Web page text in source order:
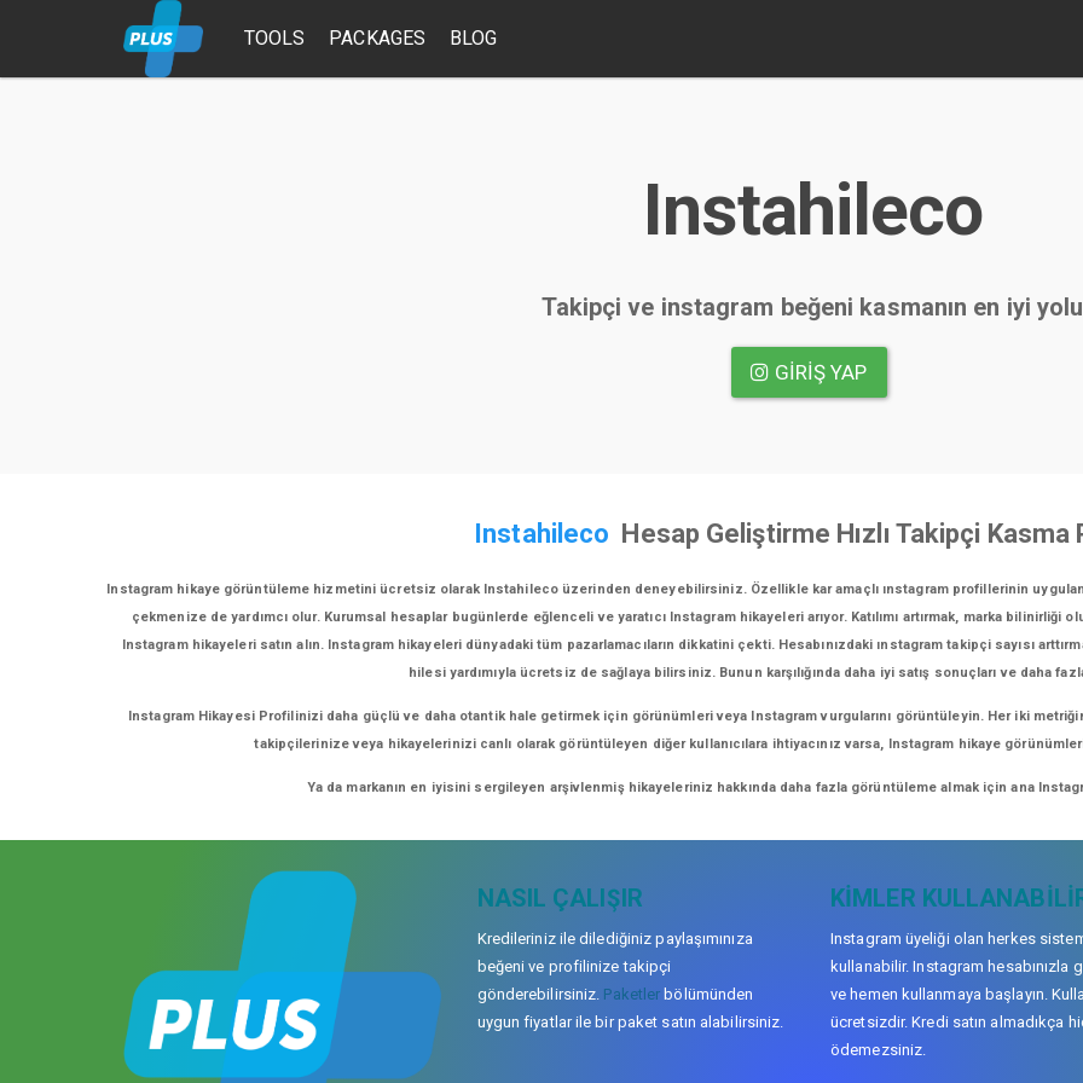
TOOLS PACKAGES BLOG
Instahileco
Takipçi ve instagram beğeni kasmanın en iyi yolu
GIRIŞ YAP
Instahileco Hesap Geliştirme Hızlı Takipçi Kasma
Instagram hikaye görüntüleme hizmetini ücretsiz olarak Instahileco üzerinden deneyebilirsiniz. Özellikle kar amaçlı ınstagram profillerinin
çekmenize de yardımcı olur. Kurumsal hesaplar bugünlerde eğlenceli ve yaratıcı Instagram hikayeleri arıyor. Katılımı artırmak, marka
Instagram hikayeleri satın alın. Instagram hikayeleri dünyadaki tüm pazarlamacıların dikkatini çekti. Hesabınızdaki ınstagram takipçi sayısı
hilesi yardımıyla ücretsiz de sağlaya bilirsiniz. Bunun karşılığında daha iyi satış sonuçları ve daha
Instagram Hikayesi Profilinizi daha güçlü ve daha otantik hale getirmek için görünümleri veya Instagram vurgularını görüntüleyin. Her iki
takipçilerinize veya hikayelerinizi canlı olarak görüntüleyen diğer kullanıcılara ihtiyacınız varsa, Instagram hikaye
Ya da markanın en iyisini sergileyen arşivlenmiş hikayeleriniz hakkında daha fazla görüntüleme almak için ana
NASIL ÇALIŞIR
Kredileriniz ile dilediğiniz paylaşımınıza
beğeni ve profilinize takipçi
gönderebilirsiniz. Paketler bölümünden
uygun fiyatlar ile bir paket satın alabilirsiniz.
KIMLER
Instagram üyeliği olan herkes
kullanabilir. Instagram hesabınızla
ve hemen kullanmaya başlayın.
ücretsizdir. Kredi satın almadıkça
ödemezsiniz.